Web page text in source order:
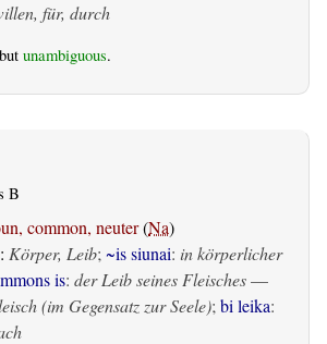
für, durch
unambiguous.
B
common, neuter(Na)
: Körper, Leib; ~is siunai: in körperlicher
is: der Leib seines Fleisches—
(im Gegensatz zur Seele); bi leika: